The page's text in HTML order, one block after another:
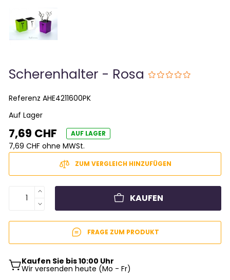
Scherenhalter - Rosa
ReferenzAHE4211600PK
Auf Lager
7,69 CHF AUF LAGER
7,69 CHF ohne MWSt.
ZUM VERGLEICH HINZUFÜGEN
KAUFEN
FRAGE ZUM PRODUKT
Kaufen Sie bis 10:00 Uhr
Wir versenden heute (Mo - Fr)